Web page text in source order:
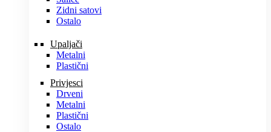
Zidni satovi
Ostalo
Upaljači
Metalni
Plastični
Privjesci
Drveni
Metalni
Plastični
Ostalo